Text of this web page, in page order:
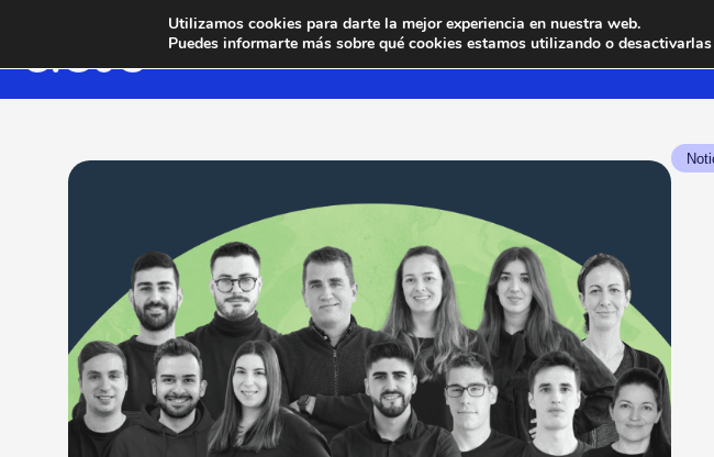
Utilizamos cookies para darte la mejor experiencia en nuestra web.
Puedes informarte más sobre qué cookies estamos utilizando o